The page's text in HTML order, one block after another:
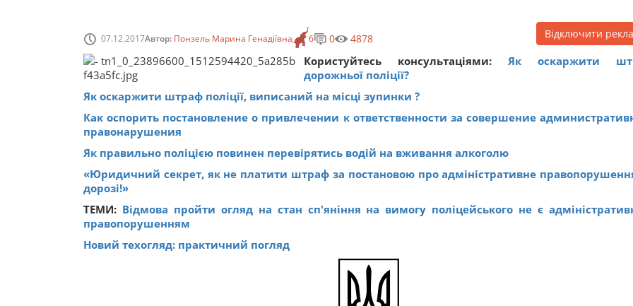
07.12.2017Автор: Понзель Марина Генадіївна 6 0 4878 Відключити
Користуйтесь консультаціями: Як оскаржити
дорожньої поліції?
Як оскаржити штраф поліції, виписаний на місці зупинки ?
Как оспорить постановление о привлечении к ответственности за совершение
правонарушения
Як правильно поліцією повинен перевірятись водій на вживання алкоголю
«Юридичний секрет, як не платити штраф за постановою про адміністративне
дорозі!»
ТЕМИ: Відмова пройти огляд на стан сп'яніння на вимогу поліцейського не є
правопорушенням
Новий техогляд: практичний погляд